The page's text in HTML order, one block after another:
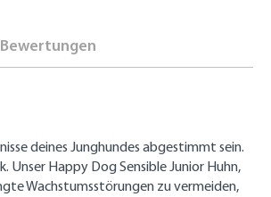
Bewertungen
deines Junghundes abgestimmt sein.
Happy Dog Sensible Junior Huhn,
Wachstumsstörungen zu vermeiden,